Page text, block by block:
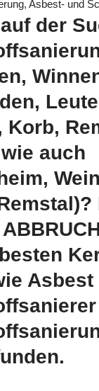
Asbest- und
der
Korb,
auch
Asbest